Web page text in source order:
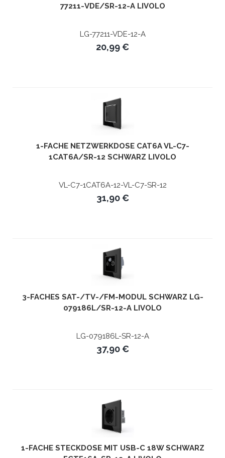
77211-VDE/SR-12-A LIVOLO
LG-77211-VDE-12-A
20,99 €
1-FACHE NETZWERKDOSE CAT6A VL-C7-
1CAT6A/SR-12 SCHWARZ LIVOLO
VL-C7-1CAT6A-12-VL-C7-SR-12
31,90 €
3-FACHES SAT-/TV-/FM-MODUL SCHWARZ LG-
079186L/SR-12-A LIVOLO
LG-079186L-SR-12-A
37,90 €
1-FACHE STECKDOSE MIT USB-C 18W SCHWARZ